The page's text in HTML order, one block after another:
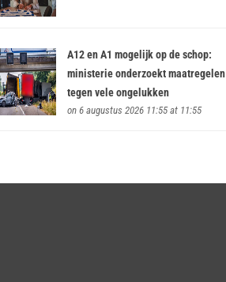
A12 en A1 mogelijk op de schop:
ministerie onderzoekt maatregelen
tegen vele ongelukken
on 6 augustus 2026 11:55 at 11:55